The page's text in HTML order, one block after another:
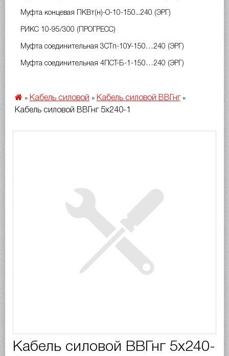
Муфта концевая ПКВт(н)-О-10-150...240 (ЭРГ)
РИКС 10-95/300 (ПРОГРЕСС)
Муфта соединительная 3СТп-10У-150…240 (ЭРГ)
Муфта соединительная 4ПСТ-Б-1-150…240 (ЭРГ)
» Кабель силовой » Кабель силовой ВВГнг»
Кабель силовой ВВГнг 5х240-1
Кабель силовой ВВГнг 5х240-